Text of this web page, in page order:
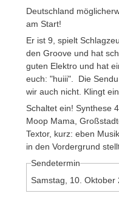
Deutschland
am Start!⁠ ⁠
Er ist 9, spielt
den Groove und hat
guten Elektro und hat
euch: "huiii". ⁠ ⁠Die
wir auch nicht. Klingt
Schaltet ein! Synthese
Moop Mama,
Textor, kurz: eben
in den Vordergrund
Sendetermin
Samstag, 10.